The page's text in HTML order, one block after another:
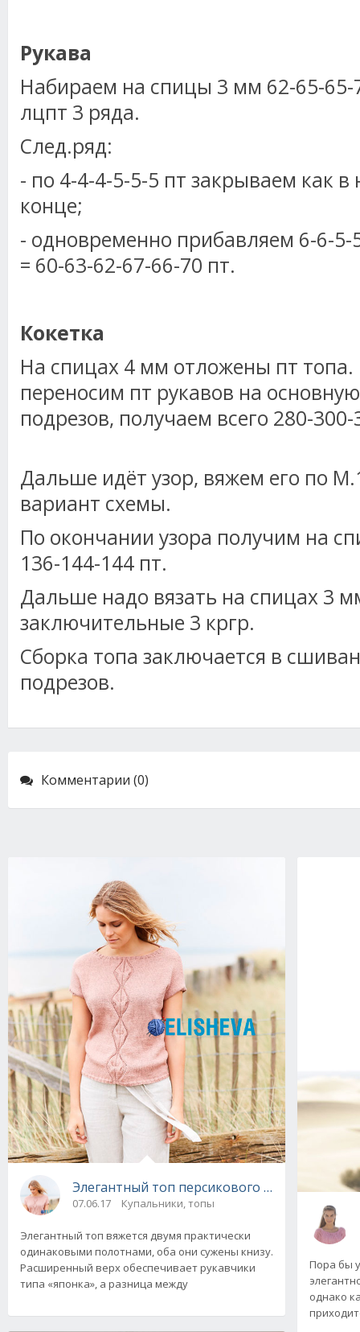
Рукава
Набираем на спицы 3 мм 62-65-65-
лцпт 3 ряда.
След.ряд:
- по 4-4-4-5-5-5 пт закрываем как в
конце;
- одновременно прибавляем 6-6-
= 60-63-62-67-66-70 пт.
Кокетка
На спицах 4 мм отложены пт топа.
переносим пт рукавов на
подрезов, получаем всего 280-
Дальше идёт узор, вяжем его по
вариант схемы.
По окончании узора получим на
136-144-144 пт.
Дальше надо вязать на спицах 3
заключительные 3 кргр.
Сборка топа заключается в
подрезов.
Комментарии (0)
Элегантный топ персикового цвета с
07.06.17 Купальники, топы
Элегантный топ вяжется двумя практически
одинаковыми полотнами, оба они сужены книзу.
Расширенный верх обеспечивает рукавчики
типа «японка», а разница между
Пора бы
однако